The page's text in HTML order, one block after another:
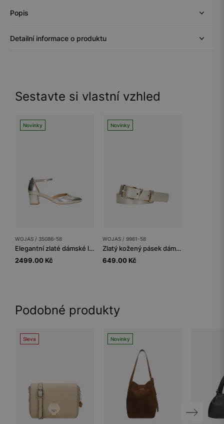
Popis
Detailní informace o produktu
Sestavte si vlastní vzhled
Novinky
WOJAS / 35086-58
Elegantní zlaté dámské lodičky se sloupkovým podpatkem
2499.00 Kč
Novinky
WOJAS / 9961-58
Zlatý kožený pásek dámský s jemnou přezkou
649.00 Kč
Podobné produkty
Sleva Novinky